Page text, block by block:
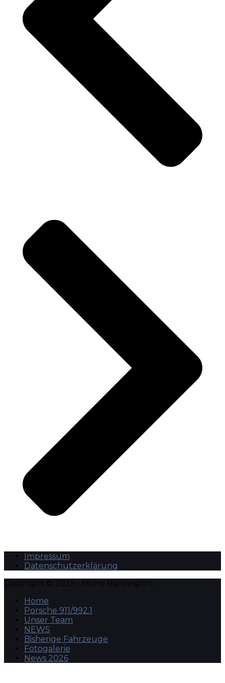
Impressum
Datenschutzerklärung
Copyright © 2025 - Mohe Rallyesport
Home
Porsche 911/992.1
Unser Team
NEWS
Bisherige Fahrzeuge
Fotogalerie
News 2026